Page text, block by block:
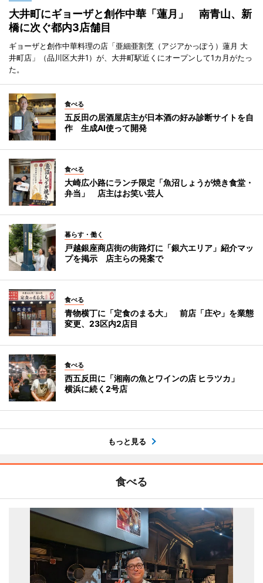
大井町にギョーザと創作中華「蓮月」 南青山、新
橋に次ぐ都内3店舗目
ギョーザと創作中華料理の店「亜細亜割烹（アジアかっぽう）蓮月 大
井町店」（品川区大井1）が、大井町駅近くにオープンして1カ月がたっ
た。
食べる
五反田の居酒屋店主が日本酒の好み診断サイトを自
作 生成AI使って開発
食べる
大崎広小路にランチ限定「魚沼しょうが焼き食堂・
弁当」 店主はお笑い芸人
暮らす・働く
戸越銀座商店街の街路灯に「銀六エリア」紹介マッ
プを掲示 店主らの発案で
食べる
青物横丁に「定食のまる大」 前店「庄や」を業態
変更、23区内2店目
食べる
西五反田に「湘南の魚とワインの店 ヒラツカ」
横浜に続く2号店
もっと見る
食べる